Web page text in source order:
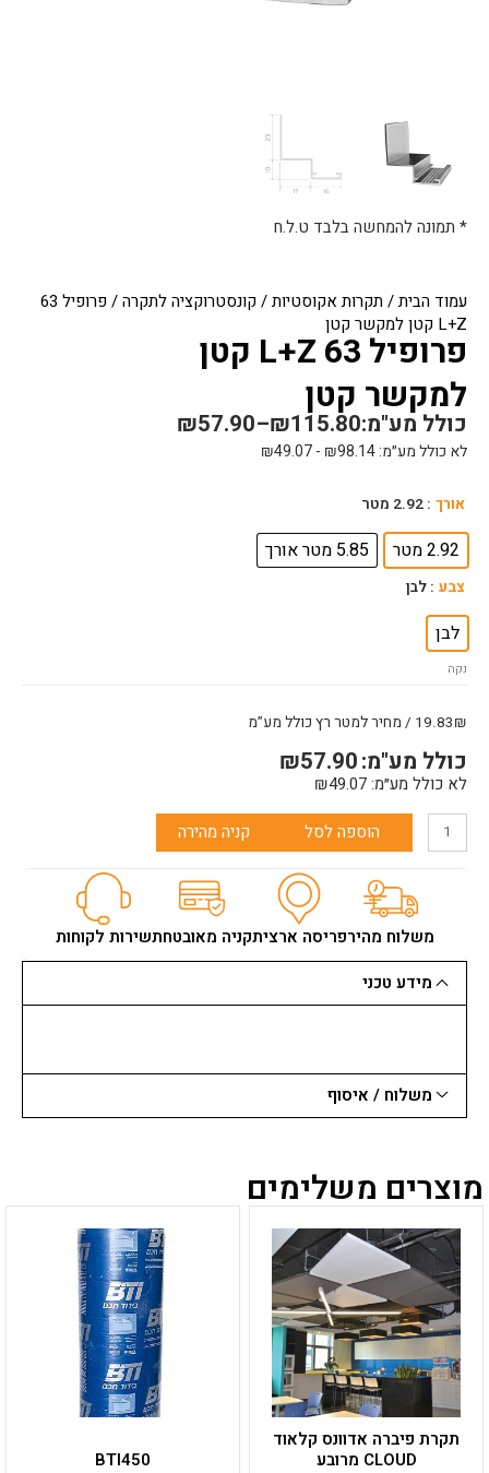
עמוד הבית/ תקרות אקוסטיות/ קונסטרוקציה לתקרה
/ פרופיל 63
L+Z קטן למקשר קטן
פרופיל 63 L+Z קטן
למקשר קטן
₪57.90–₪115.80כולל מע"מ:
לא כולל מע״מ: ₪98.14
-
₪49.07
אורך : 2.92 מטר
2.92 מטר 5.85 מטר אורך
צבע : לבן
לבן
נקה
19.83₪ / מחיר למטר רץ כולל מע”מ
₪57.90כולל מע"מ:
לא כולל מע״מ: ₪49.07
כמות
פרופיל
63
L+Z
קטן
למקשר
הוספה לסל קניה מהירה
משלוח מהירפריסה ארציתקניה מאובטחתשירות לקוחות
מידע טכני
משלוח / איסוף
* תמונה להמחשה בלבד ט.ל.ח
מוצרים משלימים
תקרת פיברה אדוונס קלאוד
CLOUD מרובע
זה
מספר
סוגים.
ניתן
לבחור
את
האפשרויות
בעמוד
המוצר
BTI450
זה
יש
מספר
סוגים.
ניתן
לבחור
את
האפשרויות
בעמוד